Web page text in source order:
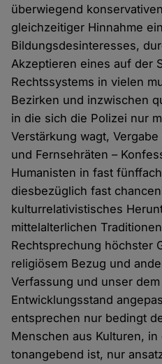
überwiegend
gleichzeitiger Hinnahme
Bildungsdesinteresses,
Akzeptieren eines auf der
Rechtssystems in vielen
Bezirken und inzwischen
in die sich die Polizei nur
Verstärkung wagt,
und Fernsehräten –
Humanisten in fast
diesbezüglich fast
kulturrelativistisches
mittelalterlichen
Rechtsprechung höchster
religiösem Bezug und
Verfassung und unser
Entwicklungsstand
entsprechen nur bedingt
Menschen aus Kulturen,
tonangebend ist, nur